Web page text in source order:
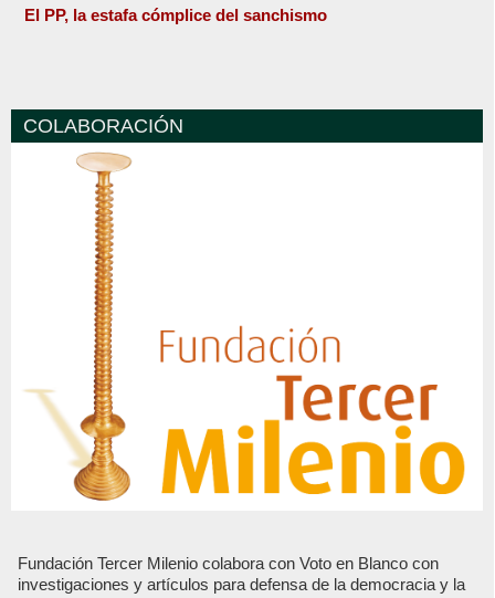
El PP, la estafa cómplice del sanchismo
COLABORACIÓN
Fundación Tercer Milenio colabora con Voto en Blanco con
investigaciones y artículos para defensa de la democracia y la